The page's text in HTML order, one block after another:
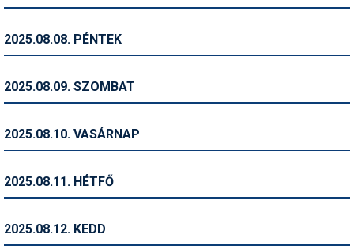
Pályázatok
Síbérletárak
2025.08.08. PÉNTEK
2025.08.09. SZOMBAT
2025.08.10. VASÁRNAP
2025.08.11. HÉTFŐ
2025.08.12. KEDD